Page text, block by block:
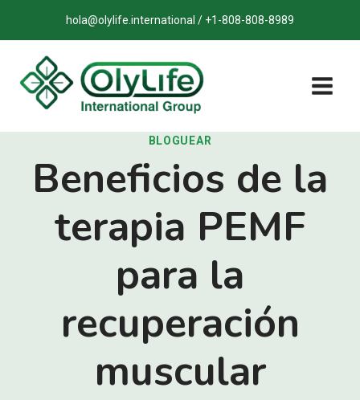
al
contenido
hola@olylife.international / +1-808-808-8989
BLOGUEAR
Beneficios de la
terapia PEMF
para la
recuperación
muscular